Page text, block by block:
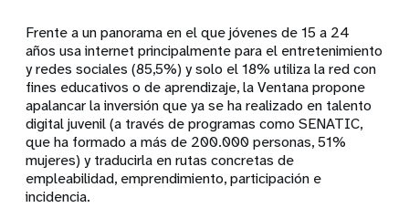
Frente a un panorama en el que jóvenes de 15 a 24
años usa internet principalmente para el entretenimiento
y redes sociales (85,5%) y solo el 18% utiliza la red con
fines educativos o de aprendizaje, la Ventana propone
apalancar la inversión que ya se ha realizado en talento
digital juvenil (a través de programas como SENATIC,
que ha formado a más de 200.000 personas, 51%
mujeres) y traducirla en rutas concretas de
empleabilidad, emprendimiento, participación e
incidencia.